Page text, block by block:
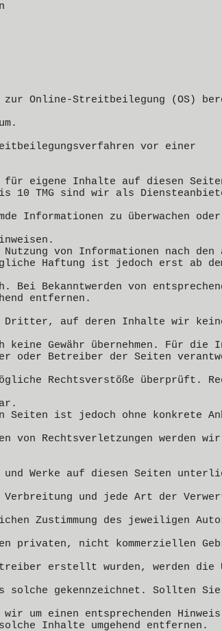
zur Online-Streitbeilegung (OS)
vor einer
für eigene Inhalte auf diesen
10 TMG sind wir als
Informationen zu überwachen oder
von Informationen nach den
Haftung ist jedoch erst ab
Bekanntwerden von
entfernen.
Dritter, auf deren Inhalte wir
Gewähr übernehmen. Für die
oder Betreiber der Seiten
Rechtsverstöße überprüft.
Seiten ist jedoch ohne konkrete
von Rechtsverletzungen werden
Werke auf diesen Seiten
und jede Art der
Zustimmung des jeweiligen
privaten, nicht kommerziellen
erstellt wurden, werden die
gekennzeichnet. Sollten
um einen entsprechenden
Inhalte umgehend entfernen.